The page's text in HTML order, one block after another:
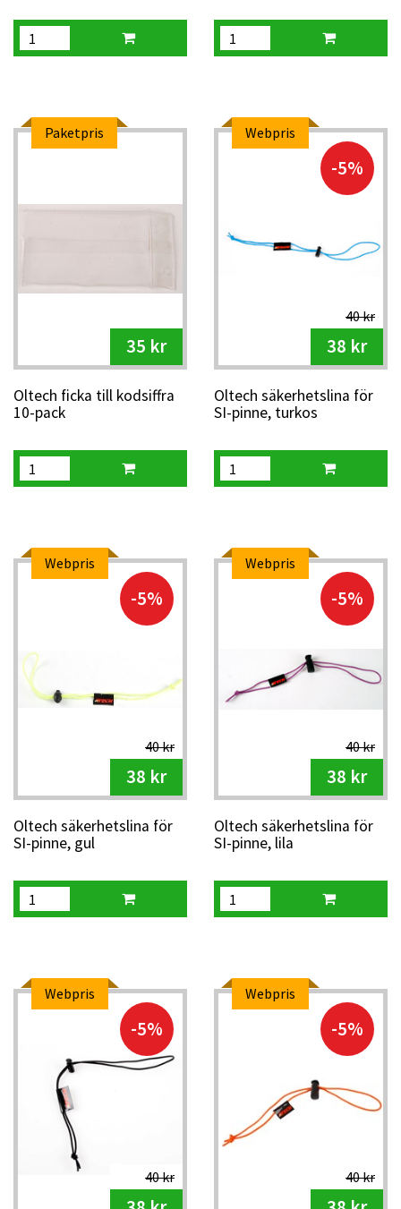
Paketpris
35 kr
Oltech ficka till kodsiffra
10-pack
Webpris
-5%
40 kr
38 kr
Oltech säkerhetslina för
SI-pinne, turkos
Webpris
-5%
40 kr
38 kr
Oltech säkerhetslina för
SI-pinne, gul
Webpris
-5%
40 kr
38 kr
Oltech säkerhetslina för
SI-pinne, lila
Webpris
-5%
40 kr
Webpris
-5%
40 kr